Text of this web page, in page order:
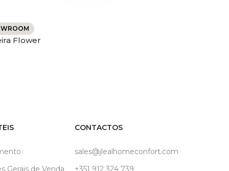
Flower
Gerais de Venda
CONTACTOS
sales@jlealhomeconfort.com
+351 912 324 739